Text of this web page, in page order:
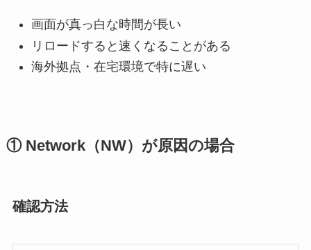
画面が真っ白な時間が長い
リロードすると速くなることがある
海外拠点・在宅環境で特に遅い
① Network（NW）が原因の場合
確認方法